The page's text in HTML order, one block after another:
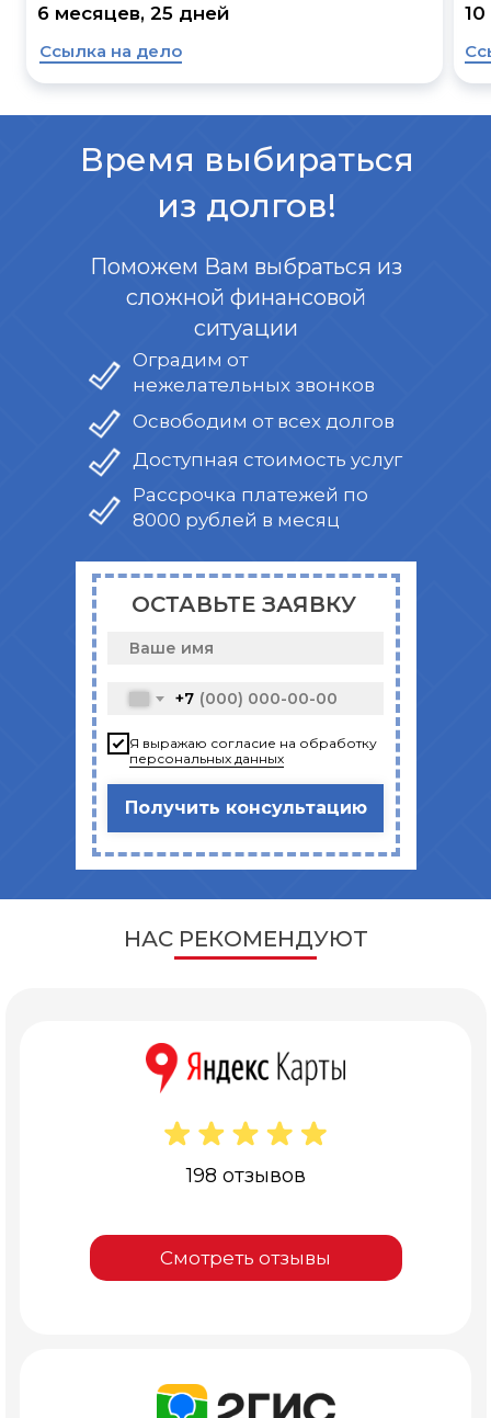
6 месяцев, 25 дней
Ссылка на дело
Время выбираться
из долгов!
Поможем Вам выбраться из
сложной финансовой
ситуации
Оградим от
нежелательных звонков
Доступная стоимость услуг
Освободим от всех долгов
Рассрочка платежей по
8000 рублей в месяц
+7
Я выражаю согласие на обработку
персональных данных
Получить консультацию
ОСТАВЬТЕ ЗАЯВКУ
НАС РЕКОМЕНДУЮТ
198 отзывов
Смотреть отзывы